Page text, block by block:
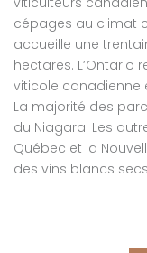
cépages au climat
accueille une
hectares. L’Ontario
viticole canadienne
La majorité des
du Niagara. Les
Québec et la
des vins blancs